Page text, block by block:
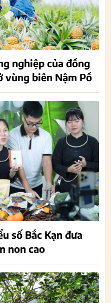
nghiệp của đồng
vùng biên Nậm Pồ
số Bắc Kạn đưa
non cao